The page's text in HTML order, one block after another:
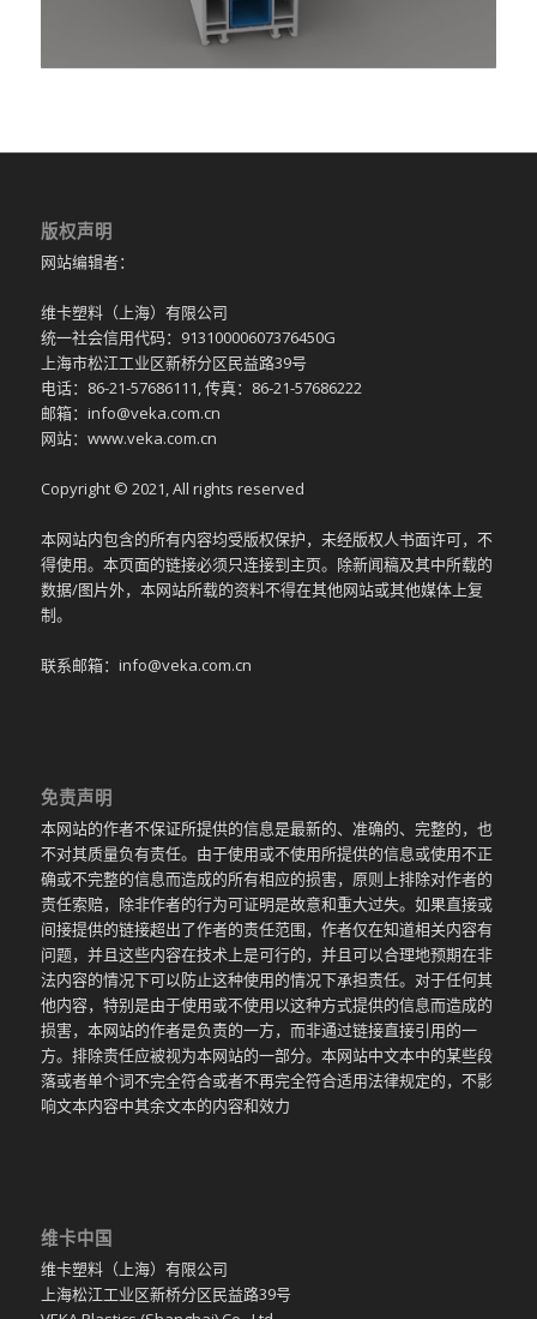
版权声明
网站编辑者：
维卡塑料（上海）有限公司
统一社会信用代码：91310000607376450G
上海市松江工业区新桥分区民益路39号
电话：86-21-57686111, 传真：86-21-57686222
邮箱：info@veka.com.cn
网站：www.veka.com.cn
Copyright © 2021, All rights reserved
本网站内包含的所有内容均受版权保护，未经版权人书面许可，不
得使用。本页面的链接必须只连接到主页。除新闻稿及其中所载的
数据/图片外，本网站所载的资料不得在其他网站或其他媒体上复
制。
联系邮箱：info@veka.com.cn
免责声明
本网站的作者不保证所提供的信息是最新的、准确的、完整的，也
不对其质量负有责任。由于使用或不使用所提供的信息或使用不正
确或不完整的信息而造成的所有相应的损害，原则上排除对作者的
责任索赔，除非作者的行为可证明是故意和重大过失。如果直接或
间接提供的链接超出了作者的责任范围，作者仅在知道相关内容有
问题，并且这些内容在技术上是可行的，并且可以合理地预期在非
法内容的情况下可以防止这种使用的情况下承担责任。对于任何其
他内容，特别是由于使用或不使用以这种方式提供的信息而造成的
损害，本网站的作者是负责的一方，而非通过链接直接引用的一
方。排除责任应被视为本网站的一部分。本网站中文本中的某些段
落或者单个词不完全符合或者不再完全符合适用法律规定的，不影
响文本内容中其余文本的内容和效力
维卡中国
维卡塑料（上海）有限公司
上海松江工业区新桥分区民益路39号